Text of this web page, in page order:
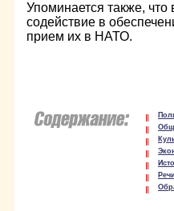
Упоминается также,
содействие в
прием их в НАТО.